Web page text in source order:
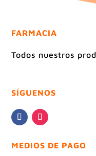
FARMACIA
Todos nuestros
SÍGUENOS
MEDIOS DE PAGO